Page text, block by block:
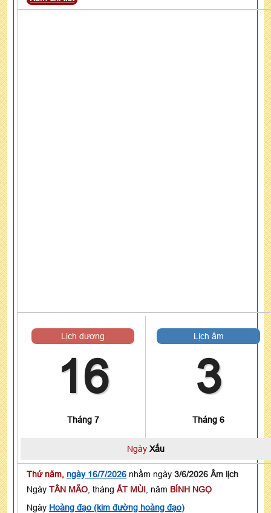
Lịch dương
16
Tháng 7
Lịch âm
3
Tháng 6
Ngày Xấu
Thứ năm, ngày 16/7/2026 nhằm ngày 3/6/2026 Âm lịch
Ngày TÂN MÃO , tháng ẤT MÙI , năm BÍNH NGỌ
Ngày Hoàng đạo (kim đường hoàng đạo)